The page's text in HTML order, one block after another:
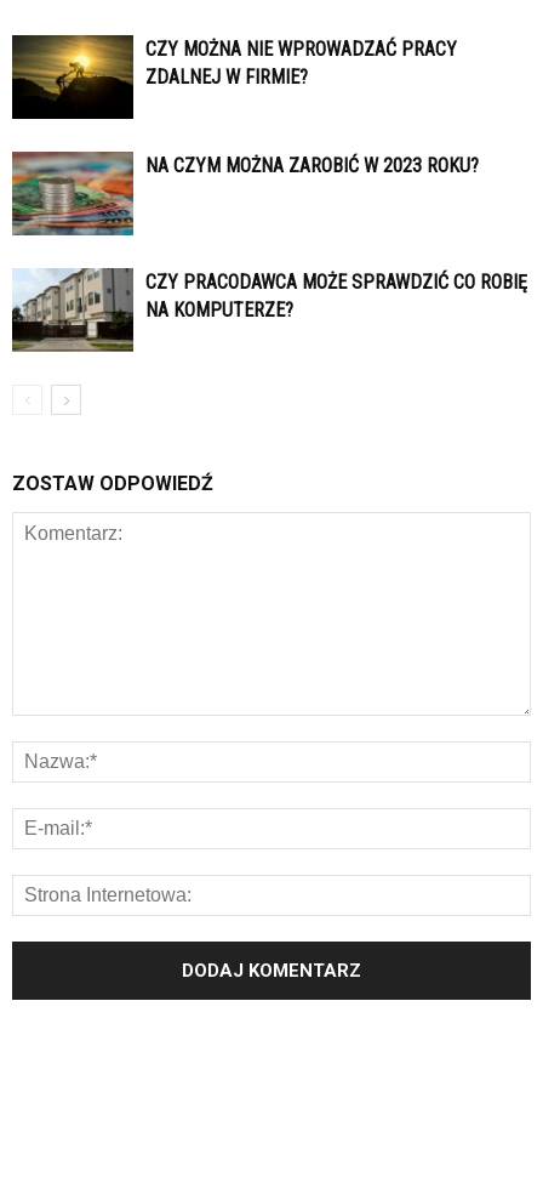
CZY MOŻNA NIE WPROWADZAĆ PRACY
ZDALNEJ W FIRMIE?
NA CZYM MOŻNA ZAROBIĆ W 2023 ROKU?
CZY PRACODAWCA MOŻE SPRAWDZIĆ CO ROBIĘ
NA KOMPUTERZE?
ZOSTAW ODPOWIEDŹ